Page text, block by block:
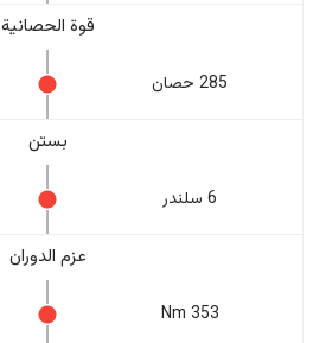
قوة الحصانية
285 حصان
بستن
6 سلندر
عزم الدوران
353 Nm